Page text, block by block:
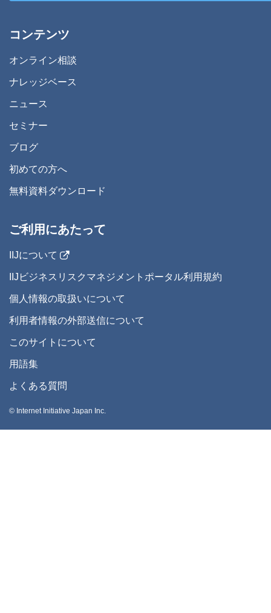
コンテンツ
オンライン相談
ナレッジベース
ニュース
セミナー
ブログ
初めての方へ
無料資料ダウンロード
ご利用にあたって
IIJについて
IIJビジネスリスクマネジメントポータル利用規約
個人情報の取扱いについて
利用者情報の外部送信について
このサイトについて
用語集
よくある質問
© Internet Initiative Japan Inc.